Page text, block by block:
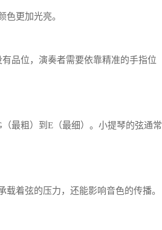
更加光亮。
品位，演奏者需要依靠精准的手指位
最粗）到E（最细）。小提琴的弦通常
着弦的压力，还能影响音色的传播。